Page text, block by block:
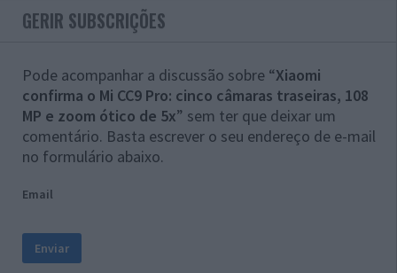
GERIR SUBSCRIÇÕES
Pode acompanhar a discussão sobre “Xiaomi
confirma o Mi CC9 Pro: cinco câmaras traseiras, 108
MP e zoom ótico de 5x” sem ter que deixar um
comentário. Basta escrever o seu endereço de e-mail
no formulário abaixo.
Email